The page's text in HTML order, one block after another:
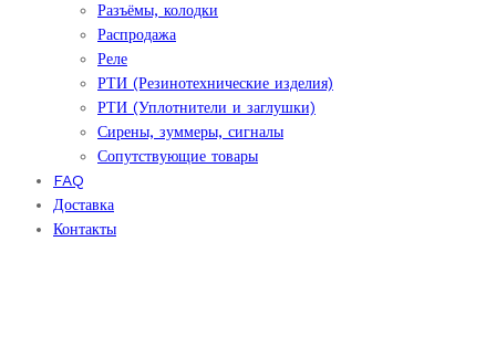
Разъёмы, колодки
Распродажа
Реле
РТИ (Резинотехнические изделия)
РТИ (Уплотнители и заглушки)
Сирены, зуммеры, сигналы
Сопутствующие товары
FAQ
Доставка
Контакты